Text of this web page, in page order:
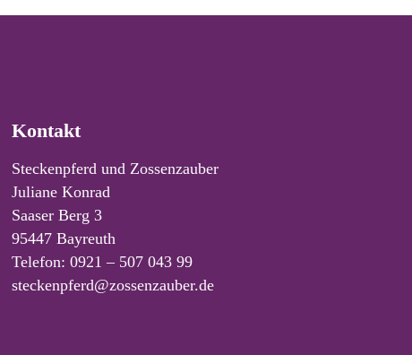
Kontakt
Steckenpferd und Zossenzauber
Juliane Konrad
Saaser Berg 3
95447 Bayreuth
Telefon: 0921 – 507 043 99
steckenpferd@zossenzauber.de